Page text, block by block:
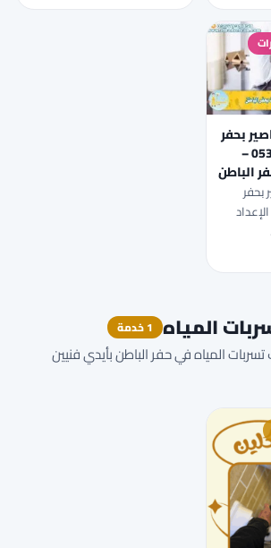
بحفر
الباطن – 0534391859 –
الباطن
المياه 1 خدمة
المياه في حفر الباطن بأيدي فنيين